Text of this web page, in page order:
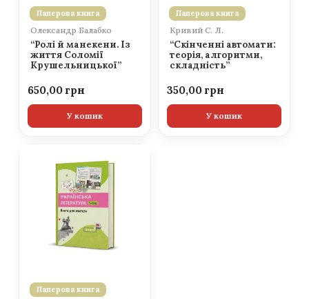
Паперова книга
Олександр Балабко
“Ролі й манекени. Із
життя Соломії
Крушельницької”
650,00
У кошик
Паперова книга
Кривий С. Л.
“Скінченні автомати:
теорія, алгоритми,
складність”
350,00
У кошик
Паперова книга